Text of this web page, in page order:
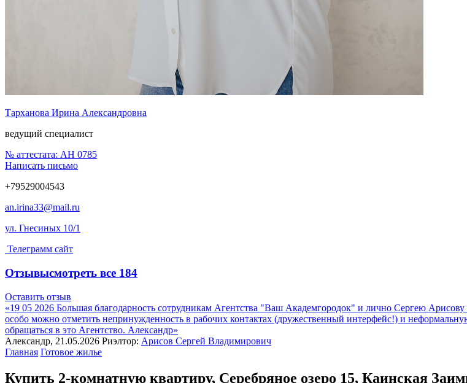
Тарханова Ирина Александровна
ведущий специалист
№ аттестата: АН 0785
Написать письмо
+79529004543
an.irina33@mail.ru
ул. Гнесиных 10/1
Телеграмм сайт
Отзывысмотреть все 184
Оставить отзыв
«19 05 2026 Большая благодарность сотрудникам Агентства "Ваш Академгородок" и лично Сергею
особо можно отметить непринужденность в рабочих контактах (дружественный интерфейс!) и
обращаться в это Агентство. Александр»
Александр, 21.05.2026 Риэлтор: Арисов Сергей Владимирович
Главная Готовое жилье
Купить 2-комнатную квартиру, Серебряное озеро 15, Каинская